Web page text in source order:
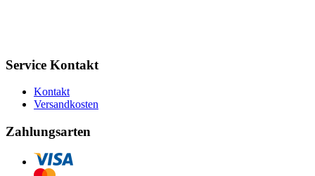
Service Kontakt
Kontakt
Versandkosten
Zahlungsarten